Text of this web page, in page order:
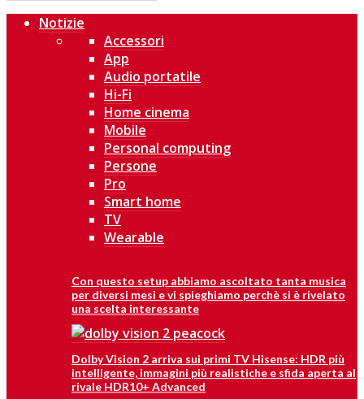
Notizie
Accessori
App
Audio portatile
Hi-Fi
Home cinema
Mobile
Personal computing
Persone
Pro
Smart home
TV
Wearable
Con questo setup abbiamo ascoltato tanta musica
per diversi mesi e vi spieghiamo perchè si è rivelato
una scelta interessante
Dolby Vision 2 arriva sui primi TV Hisense: HDR più
intelligente, immagini più realistiche e sfida aperta al
rivale HDR10+ Advanced